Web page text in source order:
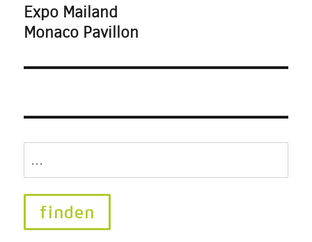
Expo Mailand
Monaco Pavillon
for: